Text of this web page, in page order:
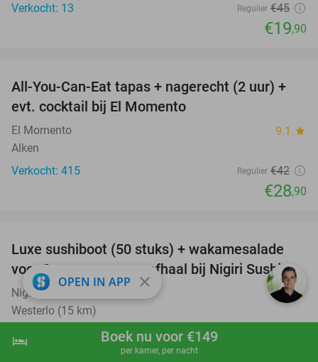
shopping_cart Boek nu
hotel Boek nu voor €149
per kamer, per nacht
Verkocht: 13
Regulier €45
€19,90
31%
All-You-Can-Eat tapas + nagerecht (2 uur) +
evt. cocktail bij El Momento
El Momento 9.1 star
Alken
Verkocht: 415
Regulier €42
€28,90
55%
Luxe sushiboot (50 stuks) + wakamesalade
voor 2 personen voor afhaal bij Nigiri Sushi
Nigiri Sushi 9.1star
Westerlo (15 km)
OPEN IN APP close